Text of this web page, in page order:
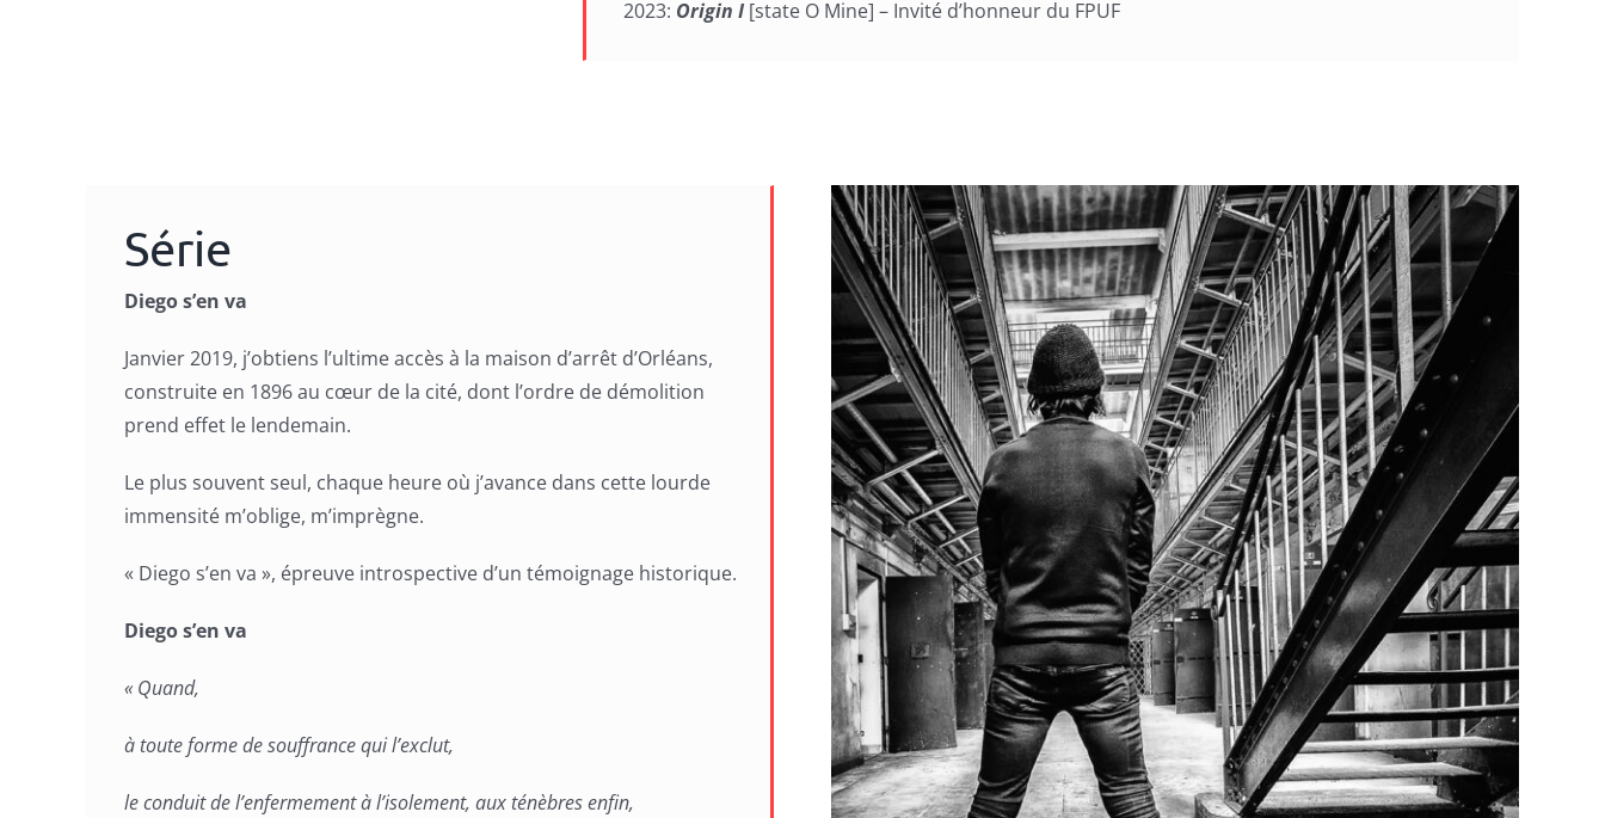
2023: Origin I[state O Mine] – Invité d’honneur du FPUF
Série
Diego s’en va
Janvier 2019, j’obtiens l’ultime accès à la maison d’arrêt d’Orléans,
construite en 1896 au cœur de la cité, dont l’ordre de démolition
prend effet le lendemain.
Le plus souvent seul, chaque heure où j’avance dans cette lourde
immensité m’oblige, m’imprègne.
« Diego s’en va », épreuve introspective d’un témoignage historique.
Diego s’en va
« Quand,
à toute forme de souffrance qui l’exclut,
le conduit de l’enfermement à l’isolement, aux ténèbres enfin,